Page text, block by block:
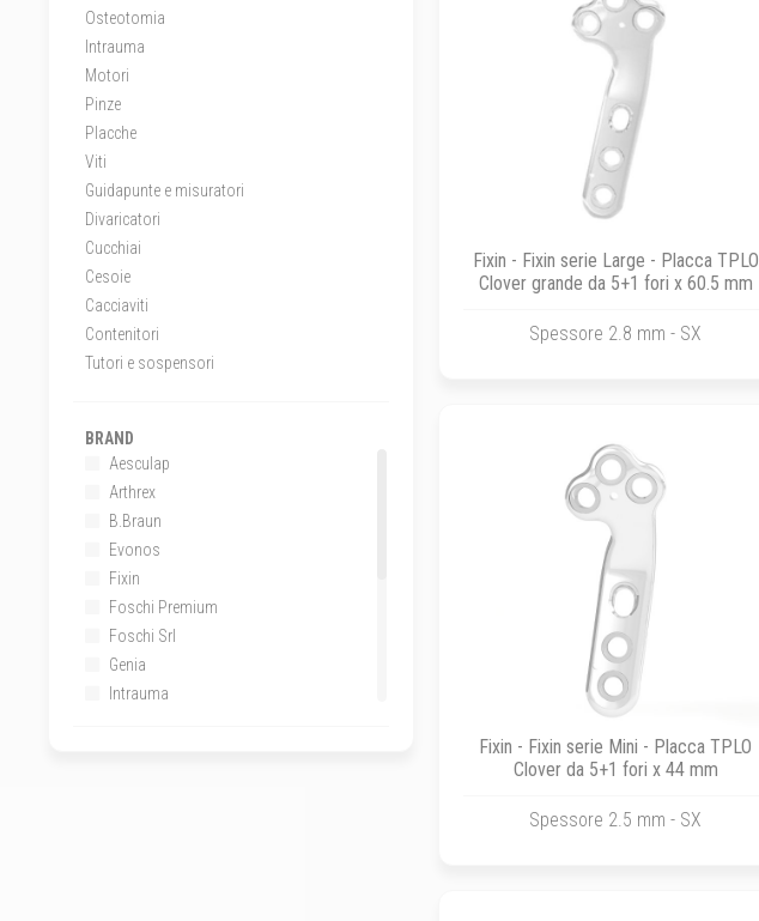
Osteotomia
Intrauma
Motori
Pinze
Placche
Viti
Guidapunte e misuratori
Divaricatori
Cucchiai
Cesoie
Cacciaviti
Contenitori
Tutori e sospensori
BRAND
Aesculap
Arthrex
B.Braun
Evonos
Fixin
Foschi Premium
Foschi Srl
Genia
Intrauma
Fixin - Fixin serie Large - Placca TPLO
Clover grande da 5+1 fori x 60.5 mm
Spessore 2.8 mm - SX
Fixin - Fixin serie Mini - Placca TPLO
Clover da 5+1 fori x 44 mm
Spessore 2.5 mm - SX